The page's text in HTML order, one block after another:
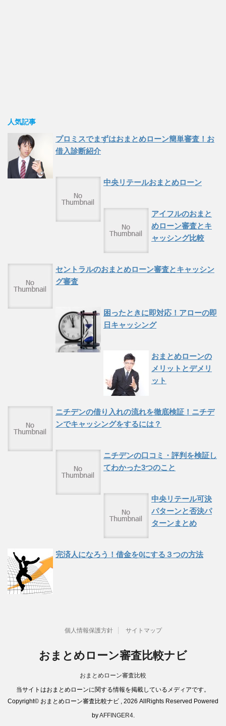
人気記事
プロミスでまずはおまとめローン簡単審査！お
借入診断紹介
中央リテールおまとめローン
アイフルのおまと
めローン審査とキ
ャッシング比較
セントラルのおまとめローン審査とキャッシン
グ審査
困ったときに即対応！アローの即
日キャッシング
おまとめローンの
メリットとデメリ
ット
ニチデンの借り入れの流れを徹底検証！ニチデ
ンでキャッシングをするには？
ニチデンの口コミ・評判を検証し
てわかった3つのこと
中央リテール可決
パターンと否決パ
ターンまとめ
完済人になろう！借金を0にする３つの方法
個人情報保護方針 サイトマップ
おまとめローン審査比較ナビ
おまとめローン審査比較
当サイトはおまとめローンに関する情報を掲載しているメディアです。
Copyright© おまとめローン審査比較ナビ , 2026 AllRights Reserved Powered
byAFFINGER4.